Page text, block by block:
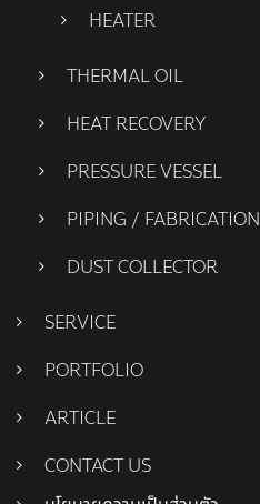
HEATER
THERMAL OIL
HEAT RECOVERY
PRESSURE VESSEL
PIPING / FABRICATION
DUST COLLECTOR
SERVICE
PORTFOLIO
ARTICLE
CONTACT US